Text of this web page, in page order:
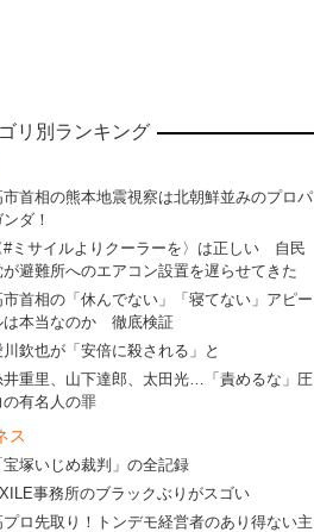
リ別ランキング
市首相の熊本地震視察は北朝鮮並みのプロパ
ンダ！
#ミサイルよりクーラーを〉は正しい 自民
が避難所へのエアコン設置を遅らせてきた
市首相の「休んでない」「寝てない」アピー
は本当なのか 徹底検証
川欽也が「安倍に殺される」と
井重里、山下達郎、太田光…「責めるな」圧
の有名人の罪
ス
宝塚いじめ裁判」の全記録
事務所のブラックぶりがスゴい
プロ先取り！トンデモ経営者のあり得ない主